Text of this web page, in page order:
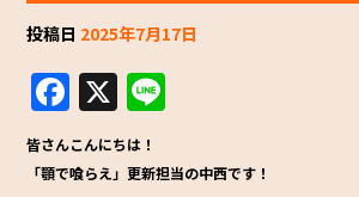
投稿日 2025年7月17日
F
a
c
X
e
皆さんこんにちは！
「顎で喰らえ」更新担当の中西です！